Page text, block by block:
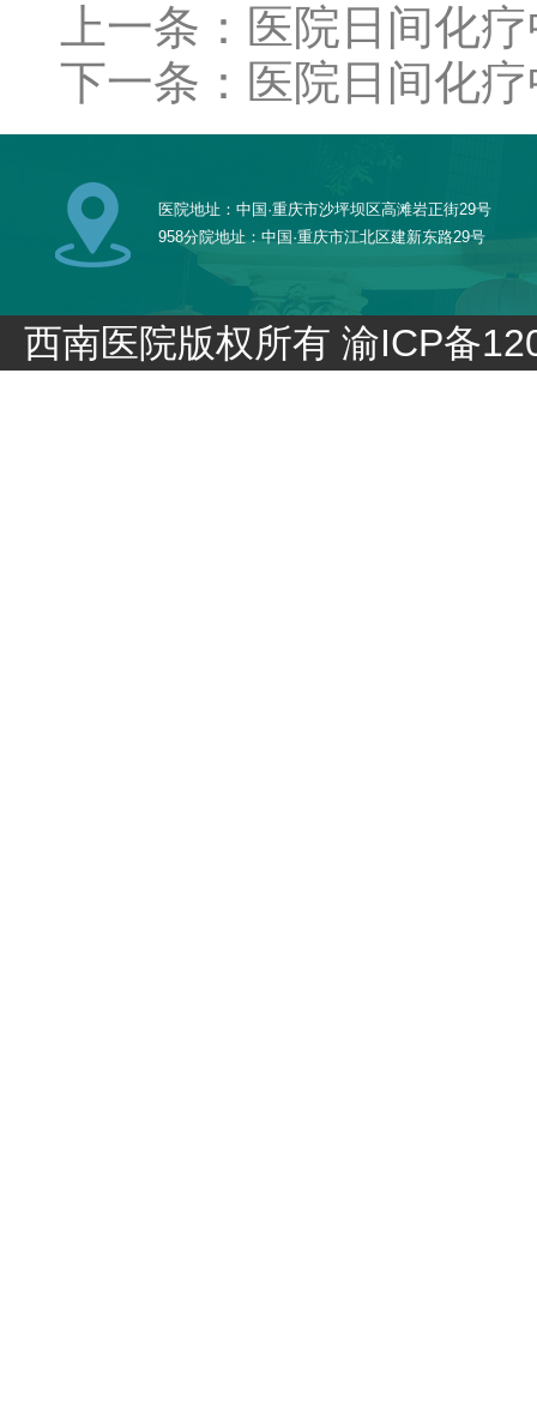
上一条：医院日间化
下一条：医院日间化
医院地址：中国·重庆市沙坪坝区高滩岩正街29号
958分院地址：中国·重庆市江北区建新东路29号
西南医院版权所有渝ICP备